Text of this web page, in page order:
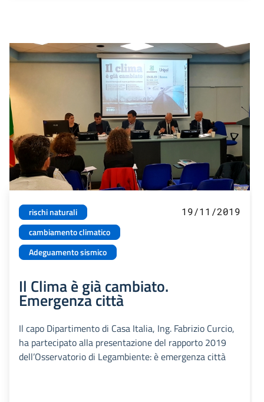
rischi naturali
cambiamento climatico
Adeguamento sismico
19/11/2019
Il Clima è già cambiato.
Emergenza città
Il capo Dipartimento di Casa Italia, Ing. Fabrizio Curcio,
ha partecipato alla presentazione del rapporto 2019
dell’Osservatorio di Legambiente: è emergenza città